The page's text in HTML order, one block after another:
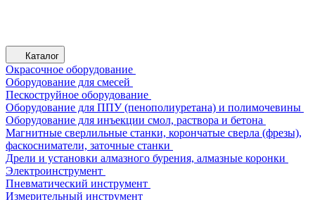
Каталог
Окрасочное оборудование
Оборудование для смесей
Пескоструйное оборудование
Оборудование для ППУ (пенополиуретана) и полимочевины
Оборудование для инъекции смол, раствора и бетона
Магнитные сверлильные станки, корончатые сверла (фрезы),
фаскосниматели, заточные станки
Дрели и установки алмазного бурения, алмазные коронки
Электроинструмент
Пневматический инструмент
Измерительный инструмент